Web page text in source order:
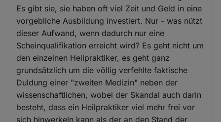
Es gibt sie, sie haben oft viel Zeit und Geld in eine
vorgebliche Ausbildung investiert. Nur - was nützt
dieser Aufwand, wenn dadurch nur eine
Scheinqualifikation erreicht wird? Es geht nicht um
den einzelnen Heilpraktiker, es geht ganz
grundsätzlich um die völlig verfehlte faktische
Duldung einer "zweiten Medizin" neben der
wissenschaftlichen, wobei der Skandal auch darin
besteht, dass ein Heilpraktiker viel mehr frei vor
sich hinwerkeln kann als der an den Stand der